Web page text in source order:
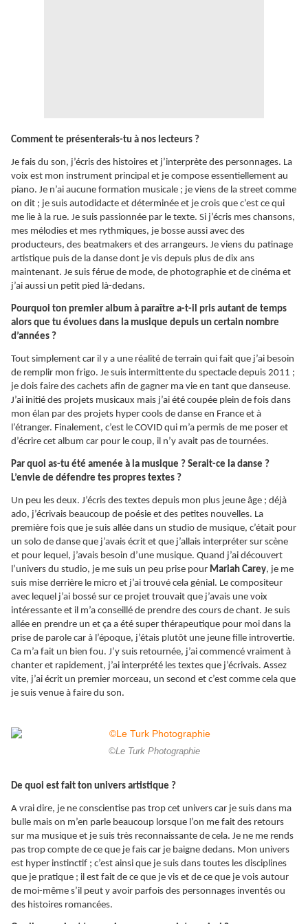
Comment te présenterais-tu à nos lecteurs ?
Je fais du son, j’écris des histoires et j’interprète des personnages. La
voix est mon instrument principal et je compose essentiellement au
piano. Je n’ai aucune formation musicale ; je viens de la street comme
on dit ; je suis autodidacte et déterminée et je crois que c’est ce qui
me lie à la rue. Je suis passionnée par le texte. Si j’écris mes chansons,
mes mélodies et mes rythmiques, je bosse aussi avec des
producteurs, des beatmakers et des arrangeurs. Je viens du patinage
artistique puis de la danse dont je vis depuis plus de dix ans
maintenant. Je suis férue de mode, de photographie et de cinéma et
j’ai aussi un petit pied là-dedans.
Pourquoi ton premier album à paraître a-t-il pris autant de temps
alors que tu évolues dans la musique depuis un certain nombre
d’années ?
Tout simplement car il y a une réalité de terrain qui fait que j’ai besoin
de remplir mon frigo. Je suis intermittente du spectacle depuis 2011 ;
je dois faire des cachets afin de gagner ma vie en tant que danseuse.
J’ai initié des projets musicaux mais j’ai été coupée plein de fois dans
mon élan par des projets hyper cools de danse en France et à
l’étranger. Finalement, c’est le COVID qui m’a permis de me poser et
d’écrire cet album car pour le coup, il n’y avait pas de tournées.
Par quoi as-tu été amenée à la musique ? Serait-ce la danse ?
L’envie de défendre tes propres textes ?
Un peu les deux. J’écris des textes depuis mon plus jeune âge ; déjà
ado, j’écrivais beaucoup de poésie et des petites nouvelles. La
première fois que je suis allée dans un studio de musique, c’était pour
un solo de danse que j’avais écrit et que j’allais interpréter sur scène
et pour lequel, j’avais besoin d’une musique. Quand j’ai découvert
l’univers du studio, je me suis un peu prise pour Mariah Carey, je me
suis mise derrière le micro et j’ai trouvé cela génial. Le compositeur
avec lequel j’ai bossé sur ce projet trouvait que j’avais une voix
intéressante et il m’a conseillé de prendre des cours de chant. Je suis
allée en prendre un et ça a été super thérapeutique pour moi dans la
prise de parole car à l’époque, j’étais plutôt une jeune fille introvertie.
Ca m’a fait un bien fou. J’y suis retournée, j’ai commencé vraiment à
chanter et rapidement, j’ai interprété les textes que j’écrivais. Assez
vite, j’ai écrit un premier morceau, un second et c’est comme cela que
je suis venue à faire du son.
©Le Turk Photographie
De quoi est fait ton univers artistique ?
A vrai dire, je ne conscientise pas trop cet univers car je suis dans ma
bulle mais on m’en parle beaucoup lorsque l’on me fait des retours
sur ma musique et je suis très reconnaissante de cela. Je ne me rends
pas trop compte de ce que je fais car je baigne dedans. Mon univers
est hyper instinctif ; c’est ainsi que je suis dans toutes les disciplines
que je pratique ; il est fait de ce que je vis et de ce que je vois autour
de moi-même s’il peut y avoir parfois des personnages inventés ou
des histoires romancées.